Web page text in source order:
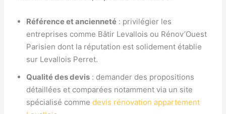
Référence et ancienneté : privilégier les
entreprises comme Bâtir Levallois ou Rénov’Ouest
Parisien dont la réputation est solidement établie
sur Levallois Perret.
Qualité des devis : demander des propositions
détaillées et comparées notamment via un site
spécialisé commedevis rénovation appartement